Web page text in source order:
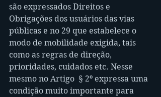
são expressados Direitos e
Obrigações dos usuários das vias
públicas e no 29 que estabelece o
modo de mobilidade exigida, tais
como as regras de direção,
prioridades, cuidados etc. Nesse
mesmo no Artigo  § 2º expressa uma
condição muito importante para